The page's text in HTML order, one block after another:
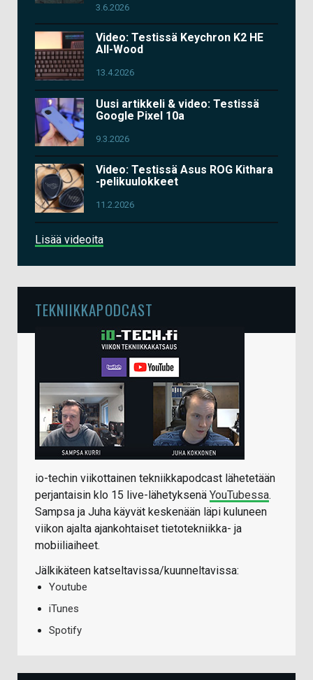
3.6.2026
Video: Testissä Keychron K2 HE
All-Wood
13.4.2026
Uusi artikkeli & video: Testissä
Google Pixel 10a
9.3.2026
Video: Testissä Asus ROG Kithara
-pelikuulokkeet
11.2.2026
Lisää videoita
TEKNIIKKAPODCAST
io-techin viikottainen tekniikkapodcast lähetetään
perjantaisin klo 15 live-lähetyksenä YouTubessa.
Sampsa ja Juha käyvät keskenään läpi kuluneen
viikon ajalta ajankohtaiset tietotekniikka- ja
mobiiliaiheet.
Jälkikäteen katseltavissa/kuunneltavissa:
Youtube
iTunes
Spotify